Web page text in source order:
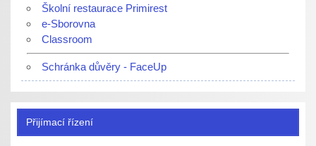
Školní restaurace Primirest
e-Sborovna
Classroom
Schránka důvěry - FaceUp
Přijímací řízení